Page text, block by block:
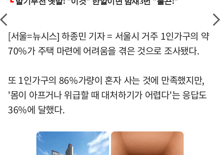
[서울=뉴시스] 하종민 기자 = 서울시 거주 1인가구의 약
70%가 주택 마련에 어려움을 겪은 것으로 조사됐다.
또 1인가구의 86%가량이 혼자 사는 것에 만족했지만,
'몸이 아프거나 위급할 때 대처하기가 어렵다'는 응답도
36%에 달했다.